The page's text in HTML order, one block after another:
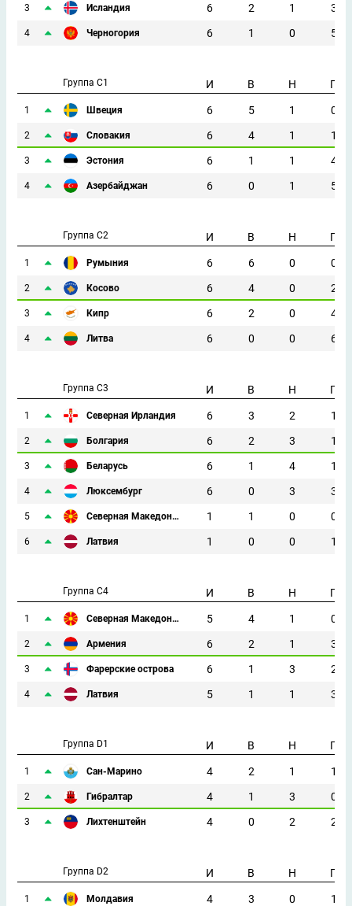
3 Исландия
4 Черногория
6
2 1
3
6
1 0 5
Группа C1
1 Швеция
2 Словакия
3 Эстония
4 Азербайджан
И В Н П
6 5 1
0
6
4 1
1
6
1 1
4
6
0 1 5
Группа C2
1 Румыния
2 Косово
3 Кипр
4 Литва
И В Н П
6 6 0
0
6
4 0
2
6
2 0
4
6
0 0 6
Группа C3
1 Северная Ирландия
2 Болгария
3 Беларусь
4 Люксембург
5 Северная Македония
6 Латвия
И В Н П
6 3 2
1
6
2 3
1
6
1 4
1
6
0 3
3
1
1 0
0
1
0 0 1
Группа C4
1 Северная Македония
2 Армения
3 Фарерские острова
4 Латвия
И В Н П
5 4 1
0
6
2 1
3
6
1 3
2
5
1 1 3
Группа D1
1 Сан-Марино
2 Гибралтар
3 Лихтенштейн
И В Н П
4 2 1
1
4
1 3
0
4
0 2 2
Группа D2
1 Молдавия
И В Н П
4 3 0
1